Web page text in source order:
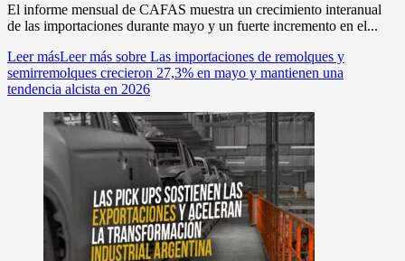
El informe mensual de CAFAS muestra un crecimiento interanual
de las importaciones durante mayo y un fuerte incremento en el...
Leer másLeer más sobre Las importaciones de remolques y
semirremolques crecieron 27,3% en mayo y mantienen una
tendencia alcista en 2026